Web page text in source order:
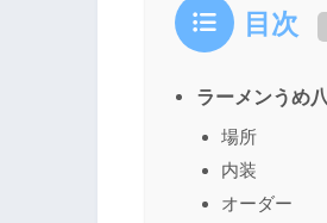
目次
ラーメンうめ八
場所
内装
オーダー